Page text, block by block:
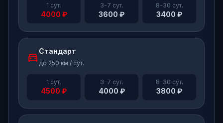
1 сут.
4000 ₽
3-7 сут.
3600 ₽
8-30 сут.
3400 ₽
directions_car Стандарт
до 250 км / сут.
1 сут.
4500 ₽
3-7 сут.
4000 ₽
8-30 сут.
3800 ₽